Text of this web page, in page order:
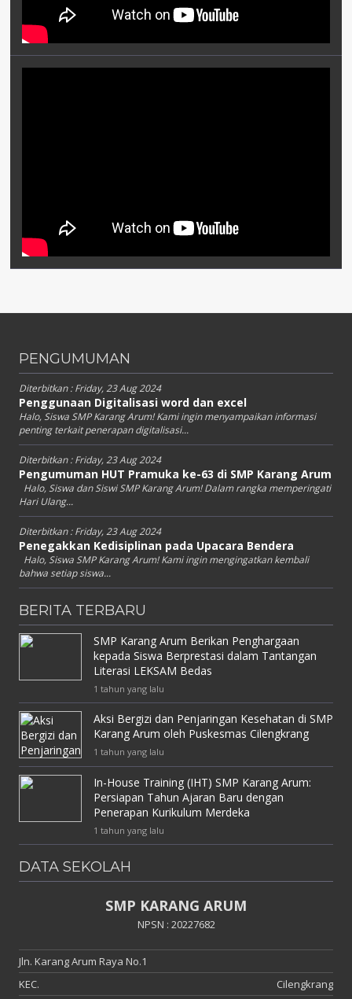
PENGUMUMAN
Diterbitkan :Friday, 23 Aug 2024
Penggunaan Digitalisasi word dan excel
Halo, Siswa SMP Karang Arum! Kami ingin menyampaikan informasi
penting terkait penerapan digitalisasi...
Diterbitkan :Friday, 23 Aug 2024
Pengumuman HUT Pramuka ke-63 di SMP Karang Arum
Halo, Siswa dan Siswi SMP Karang Arum! Dalam rangka memperingati
Hari Ulang...
Diterbitkan :Friday, 23 Aug 2024
Penegakkan Kedisiplinan pada Upacara Bendera
Halo, Siswa SMP Karang Arum! Kami ingin mengingatkan kembali
bahwa setiap siswa...
BERITA TERBARU
SMP Karang Arum Berikan Penghargaan
kepada Siswa Berprestasi dalam Tantangan
Literasi LEKSAM Bedas
1 tahun yang lalu
Aksi Bergizi dan Penjaringan Kesehatan di SMP
Karang Arum oleh Puskesmas Cilengkrang
1 tahun yang lalu
In-House Training (IHT) SMP Karang Arum:
Persiapan Tahun Ajaran Baru dengan
Penerapan Kurikulum Merdeka
1 tahun yang lalu
DATA SEKOLAH
SMP KARANG ARUM
NPSN : 20227682
Jln. Karang Arum Raya No.1
KEC.
Cilengkrang